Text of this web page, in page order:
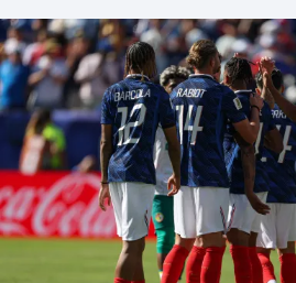
DALŠÍ SPORTY
Americký fotbal
Baseball a softbal
Basketbal
NEPŘEHLÉDNĚTE
Soutěže
Historické návraty
Aplikace ČT sport